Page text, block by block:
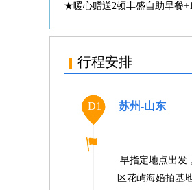
★暖心赠送2顿丰盛自助早餐
行程安排
D1 苏州-山东
早指定地点出发
区花屿海婚拍基